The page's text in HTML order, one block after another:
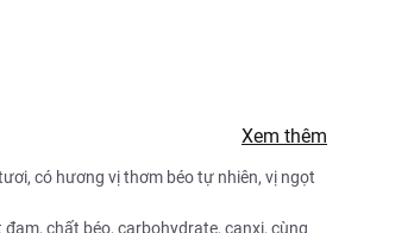
Xem thêm
có hương vị thơm béo tự nhiên, vị ngọt
chất béo, carbohydrate, canxi, cùng